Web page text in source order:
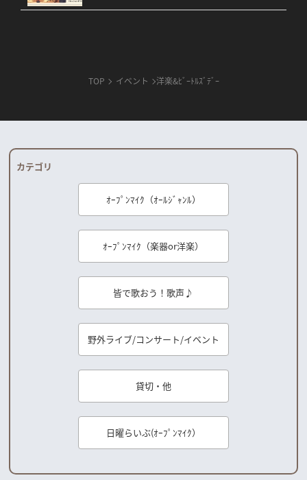
TOP イベント 洋楽&ﾋﾞｰﾄﾙｽﾞﾃﾞｰ
カテゴリ
ｵｰﾌﾟﾝﾏｲｸ（ｵｰﾙｼﾞｬﾝﾙ）
ｵｰﾌﾟﾝﾏｲｸ（楽器or洋楽）
皆で歌おう！歌声♪
野外ライブ/コンサート/イベント
貸切・他
日曜らいぶ(ｵｰﾌﾟﾝﾏｲｸ）